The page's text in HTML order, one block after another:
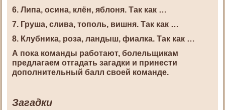
6. Липа, осина, клён, яблоня. Так как …
7. Груша, слива, тополь, вишня. Так как …
8. Клубника, роза, ландыш, фиалка. Так как …
А пока команды работают, болельщикам
предлагаем отгадать загадки и принести
дополнительный балл своей команде.
Загадки